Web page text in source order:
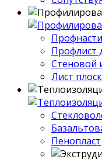
Профлист
Стеновой
Лист
Пенопласт